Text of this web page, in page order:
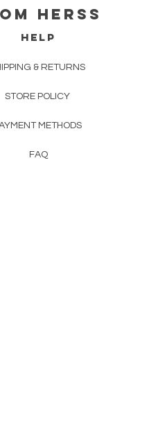
herss
HELP
& RETURNS
STORE POLICY
METHODS
FAQ